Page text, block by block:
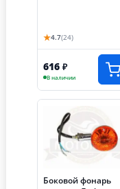
★4.7(24)
616 ₽
В наличии
Боковой фонарь